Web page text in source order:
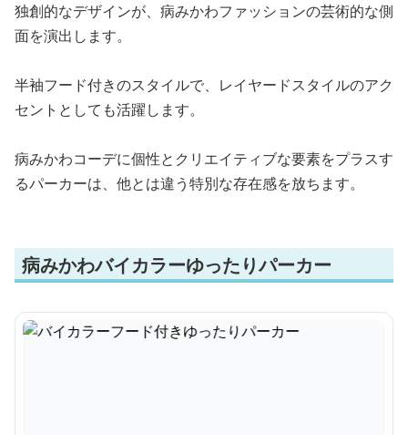
独創的なデザインが、病みかわファッションの芸術的な側
面を演出します。
半袖フード付きのスタイルで、レイヤードスタイルのアク
セントとしても活躍します。
病みかわコーデに個性とクリエイティブな要素をプラスす
るパーカーは、他とは違う特別な存在感を放ちます。
病みかわバイカラーゆったりパーカー